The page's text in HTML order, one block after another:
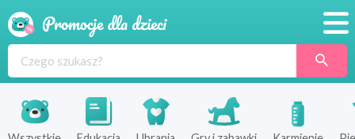
Produkty
Sklepy